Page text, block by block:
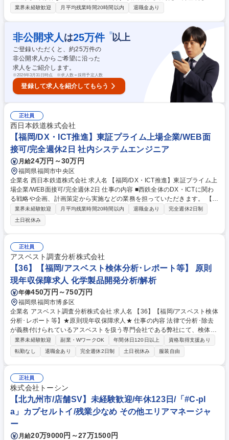
房庵】にて、フロア接客サービスをお任せします。【具体的には】■接客■
した「御料理茅乃舎」から、当社の飲食事業はスタートいたしまし
た。“地域に根差した日本の文化を未来へ受け継いでいく”という想いを体
現すべく、御料理茅乃舎では地味深い御料理を、椒房庵では博多の美味し
さを発信する場所として、国内外のお客様に親しまれております。メディ
アにも良く取り上げられる有名店にて、お客様が感動するおもてなしを体
現いただきます。 募集職種 【博多駅直結】フロア接客サービス・店舗運
営/おだしの【茅乃舎】ブランド
業界未経験歓迎 月平均残業時間20時間以内 退職金あり
非公開求人 は25万件 ※以上
ご登録いただくと、約25万件の
非公開求人からご希望に沿った
求人をご紹介します。
※2026年3月31日時点 ※求人数＝採用予定人数
登録して求人を紹介してもらう
正社員
西日本鉄道株式会社
【福岡/DX・ICT推進】東証プライム上場企業/WEB面
接可/完全週休2日 社内システムエンジニア
月給24万円～30万円
福岡県福岡市中央区
企業名 西日本鉄道株式会社 求人名 【福岡/DX・ICT推進】東証プライム上
場企業/WEB面接可/完全週休2日 仕事の内容 ■西鉄全体のDX・ICTに関わ
る戦略や企画、計画策定から実施などの業務を担っていただきます。 【具
体的には】 ■デジタル技術を活用したビジネス創出や新サービスの提供、
情報システムの企画、導入、運用、業務改善、生産性向上施策の実施をは
じめ、西鉄グループにおけるネットワーク管理から情報セキュリティなど
の業務を行っていただきます。※これまでのご経験や適性に合わせてお任
せする業務が異なります 募集職種 【福岡/DX・ICT推進】東証プライム上
場企業/WEB面接可/完全週休2日
業界未経験歓迎 月平均残業時間20時間以内 退職金あり
完全週休2日制
土日祝休み
正社員
アスベスト調査分析株式会社
【36】【福岡/アスベスト検体分析･レポート等】 原則
現年収保障求人 化学製品開発分析/解析
年俸450万円～750万円
福岡県福岡市博多区
企業名 アスベスト調査分析株式会社 求人名 【36】【福岡/アスベスト検体
分析･レポート等】★原則現年収保障求人★ 仕事の内容 法律で分析･除去
が義務付けられているアスベストを扱う専門会社である弊社にて、検体の
分析、分析レポート作成を中心にお任せします。 ★経験者歓迎・現年収保
障いたします★ 法改正により建物解体時などのアスベストの調査･分析が
義務付けられており、顧客ニーズ増に対する増員採用です。 「変更の範
囲：当社業務全般」 ※福岡拠点は立ち上げの為、入社後半年間は愛知県で
の勤務となります。 募集職種 【36】【福岡/アスベスト検体分析･レポー
ト等】★原則現年収保障求人★
業界未経験歓迎 副業・WワークOK 年間休日120日以上
資格取得支援あり
転勤なし
退職金あり 完全週休2日制 土日祝休み 服装自由
正社員
株式会社トーシン
【北九州市/店舗SV】未経験歓迎/年休123日/「#C-pl
a」カプセルトイ/残業少なめ その他エリアマネージャ
ー
月給20万9000円～27万1500円